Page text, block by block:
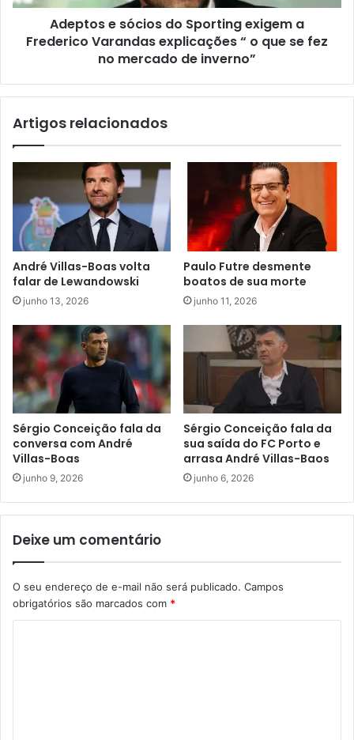
Adeptos e sócios do Sporting exigem a
Frederico Varandas explicações “ o que se fez
no mercado de inverno”
Artigos relacionados
André Villas-Boas volta
falar de Lewandowski
junho 13, 2026
Paulo Futre desmente
boatos de sua morte
junho 11, 2026
Sérgio Conceição fala da
conversa com André
Villas-Boas
junho 9, 2026
Sérgio Conceição fala da
sua saída do FC Porto e
arrasa André Villas-Baos
junho 6, 2026
Deixe um comentário
O seu endereço de e-mail não será publicado. Campos
obrigatórios são marcados com *